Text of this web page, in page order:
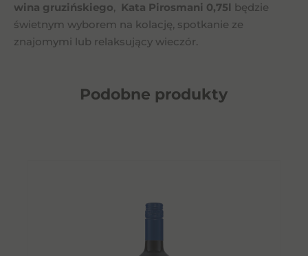
wina gruzińskiego, Kata Pirosmani 0,75l będzie
świetnym wyborem na kolację, spotkanie ze
znajomymi lub relaksujący wieczór.
Podobne produkty